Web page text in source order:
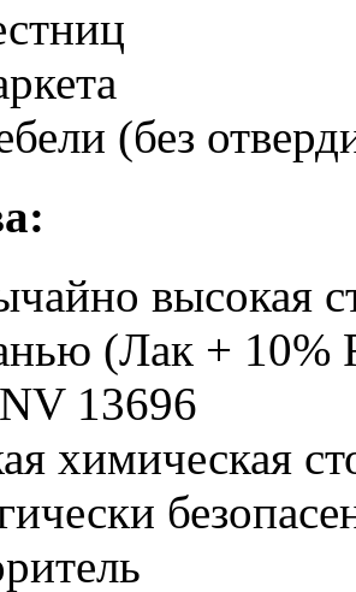
(без
высокая
(Лак + 10%
13696
химическая